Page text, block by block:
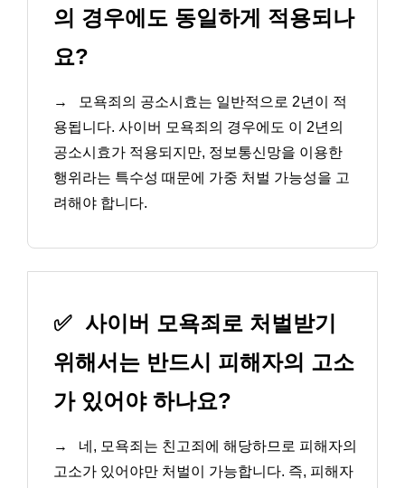
의 경우에도 동일하게 적용되나
요?
→
모욕죄의 공소시효는 일반적으로 2년이 적
용됩니다. 사이버 모욕죄의 경우에도 이 2년의
공소시효가 적용되지만, 정보통신망을 이용한
행위라는 특수성 때문에 가중 처벌 가능성을 고
려해야 합니다.
✅ 사이버 모욕죄로 처벌받기
위해서는 반드시 피해자의 고소
가 있어야 하나요?
→
네, 모욕죄는 친고죄에 해당하므로 피해자의
고소가 있어야만 처벌이 가능합니다. 즉, 피해자